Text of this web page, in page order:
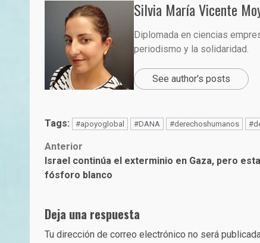
Silvia María Vicente
Diplomada en ciencias
periodismo y la solidaridad.
See author's posts
Tags: #apoyoglobal #DANA #derechoshumanos
Post
navigation
Anterior
Israel continúa el exterminio en Gaza, pero
fósforo blanco
Deja una respuesta
Tu dirección de correo electrónico no será